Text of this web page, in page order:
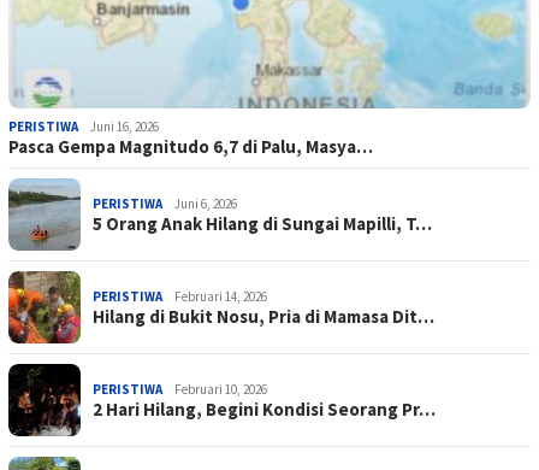
PERISTIWA Juni 16, 2026
Pasca Gempa Magnitudo 6,7 di Palu, Masya…
PERISTIWA Juni 6, 2026
5 Orang Anak Hilang di Sungai Mapilli, T…
PERISTIWA Februari 14, 2026
Hilang di Bukit Nosu, Pria di Mamasa Dit…
PERISTIWA Februari 10, 2026
2 Hari Hilang, Begini Kondisi Seorang Pr…